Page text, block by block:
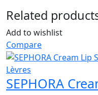
Related
Add to wishlist
Compare
Lèvres
SEPHORA